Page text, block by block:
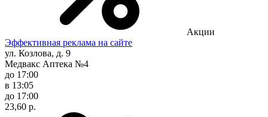
Акции
Эффективная реклама на сайте
ул. Козлова, д. 9
Медвакс Аптека №4
до 17:00
в 13:05
до 17:00
23,60 р.